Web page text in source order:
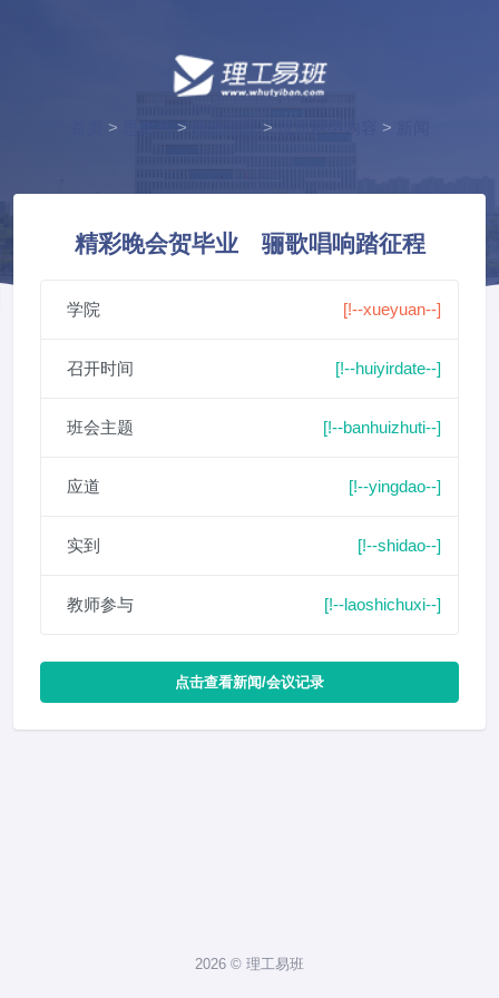
> > > >
精彩晚会贺毕业 骊歌唱响踏征程
学院 [!--xueyuan--]
召开时间 [!--huiyirdate--]
班会主题 [!--banhuizhuti--]
应道 [!--yingdao--]
实到 [!--shidao--]
教师参与 [!--laoshichuxi--]
点击查看新闻/会议记录
2026 © 理工易班